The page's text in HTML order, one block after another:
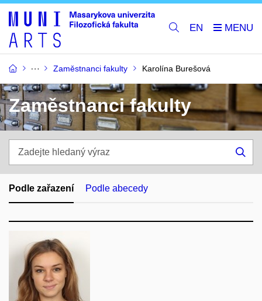
EN
Zaměstnanci fakulty Karolína Burešová
Zaměstnanci fakulty
hledaný
výraz
Podle zařazení Podle abecedy